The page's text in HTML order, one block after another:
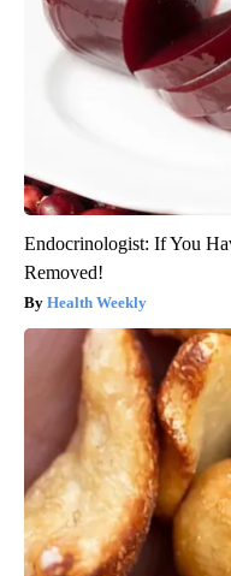
Endocrinologist: If You
Removed!
Health Weekly